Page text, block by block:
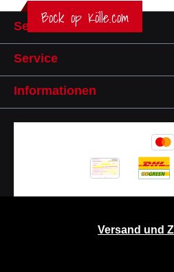
Bock op Kölle.com
Service-Hotline
Service
Informationen
Versand und